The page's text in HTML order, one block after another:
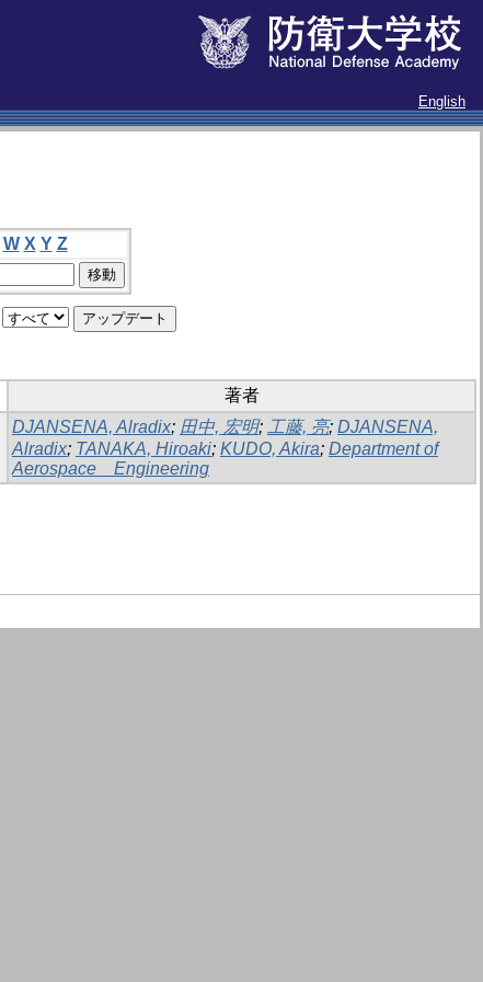
English
W X Y Z
著者
DJANSENA, Alradix; 田中, 宏明; 工藤, 亮; DJANSENA,
Alradix; TANAKA, Hiroaki; KUDO, Akira; Department of
Aerospace Engineering